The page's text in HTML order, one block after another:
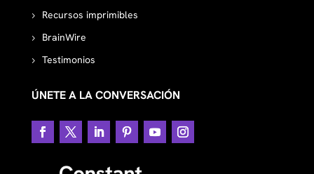
Recursos imprimibles
BrainWire
Testimonios
ÚNETE A LA CONVERSACIÓN